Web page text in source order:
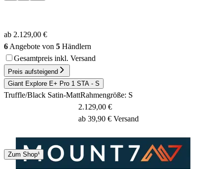
ab 2.129,00 €
6 Angebote von 5 Händlern
Gesamtpreis inkl. Versand
Preis aufsteigend
Giant Explore E+ Pro 1 STA - S
Truffle/Black Satin-MattRahmengröße: S
Spedition
2 - 4 Tage
2.129,00 €
ab 39,90 € Versand
Zum Shop¹